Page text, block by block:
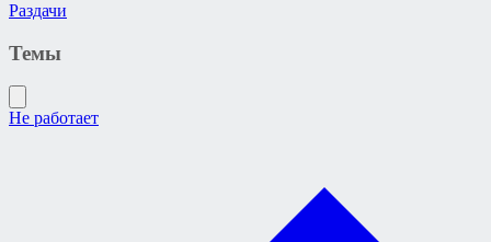
Раздачи
Темы
Не работает